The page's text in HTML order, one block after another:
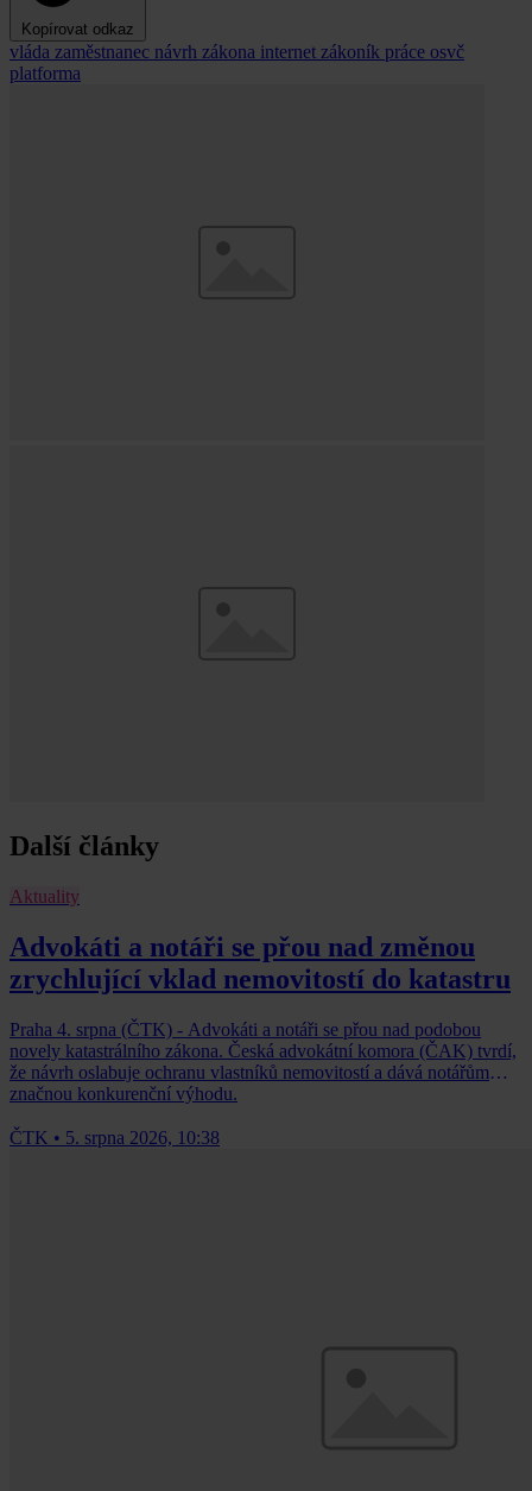
Kopírovat odkaz
vláda zaměstnanec návrh zákona internet zákoník práce osvč
platforma
Další články
Aktuality
Advokáti a notáři se přou nad změnou
zrychlující vklad nemovitostí do katastru
Praha 4. srpna (ČTK) - Advokáti a notáři se přou nad podobou
novely katastrálního zákona. Česká advokátní komora (ČAK) tvrdí,
že návrh oslabuje ochranu vlastníků nemovitostí a dává notářům
značnou konkurenční výhodu.
ČTK • 5. srpna 2026, 10:38